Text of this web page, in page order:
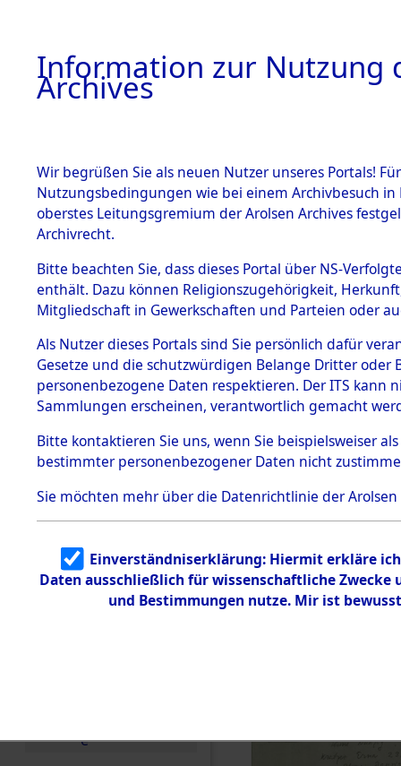
BESTÄNDE
1.
mente
5. Verschiedenes
5.3
Todesmärsche
5.3.1 Alliierte
Erhebungen
zu
Todesmärsch
en
5.3.2
Identifizierun
g
5.3.3
Todesmärsch
e
über
US-
Information zur Nutzung
Archives
Wir begrüßen Sie als neuen Nutzer unseres Portals!
Nutzungsbedingungen wie bei einem Archivbesuch
oberstes Leitungsgremium der Arolsen Archives
Archivrecht.
Bitte beachten Sie, dass dieses Portal über NS-
enthält. Dazu können Religionszugehörigkeit,
Mitgliedschaft in Gewerkschaften und Parteien oder
Als Nutzer dieses Portals sind Sie persönlich dafür
Gesetze und die schutzwürdigen Belange Dritter
personenbezogene Daten respektieren. Der ITS
Sammlungen erscheinen, verantwortlich gemacht
Bitte kontaktieren Sie uns, wenn Sie beispielsweiser
bestimmter personenbezogener Daten nicht
Sie möchten mehr über die Datenrichtlinie der Arolsen
Einverständniserklärung: Hiermit erkläre
Daten ausschließlich für wissenschaftliche
und Bestimmungen nutze. Mir ist